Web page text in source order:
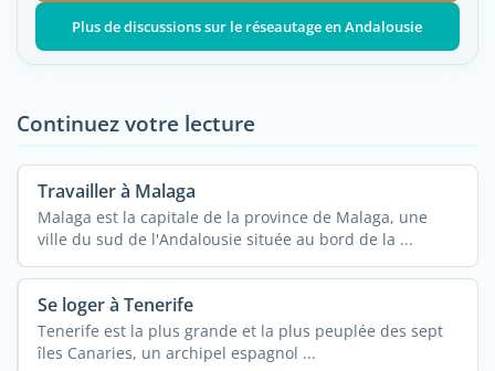
Plus de discussions sur le réseautage en Andalousie
Continuez votre lecture
Travailler à Malaga
Malaga est la capitale de la province de Malaga, une
ville du sud de l'Andalousie située au bord de la ...
Se loger à Tenerife
Tenerife est la plus grande et la plus peuplée des sept
îles Canaries, un archipel espagnol ...